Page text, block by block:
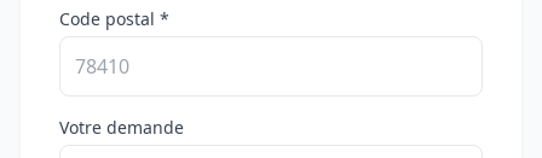
Code postal *
Votre demande